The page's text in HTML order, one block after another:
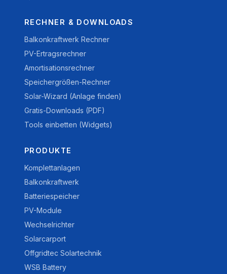
RECHNER & DOWNLOADS
Balkonkraftwerk Rechner
PV-Ertragsrechner
Amortisationsrechner
Speichergrößen-Rechner
Solar-Wizard (Anlage finden)
Gratis-Downloads (PDF)
Tools einbetten (Widgets)
PRODUKTE
Komplettanlagen
Balkonkraftwerk
Batteriespeicher
PV-Module
Wechselrichter
Solarcarport
Offgridtec Solartechnik
WSB Battery